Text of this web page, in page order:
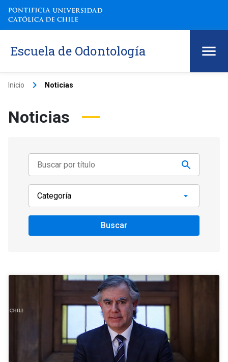
Escuela de Odontología
Inicio keyboard_arrow_right Noticias
Noticias
Buscar